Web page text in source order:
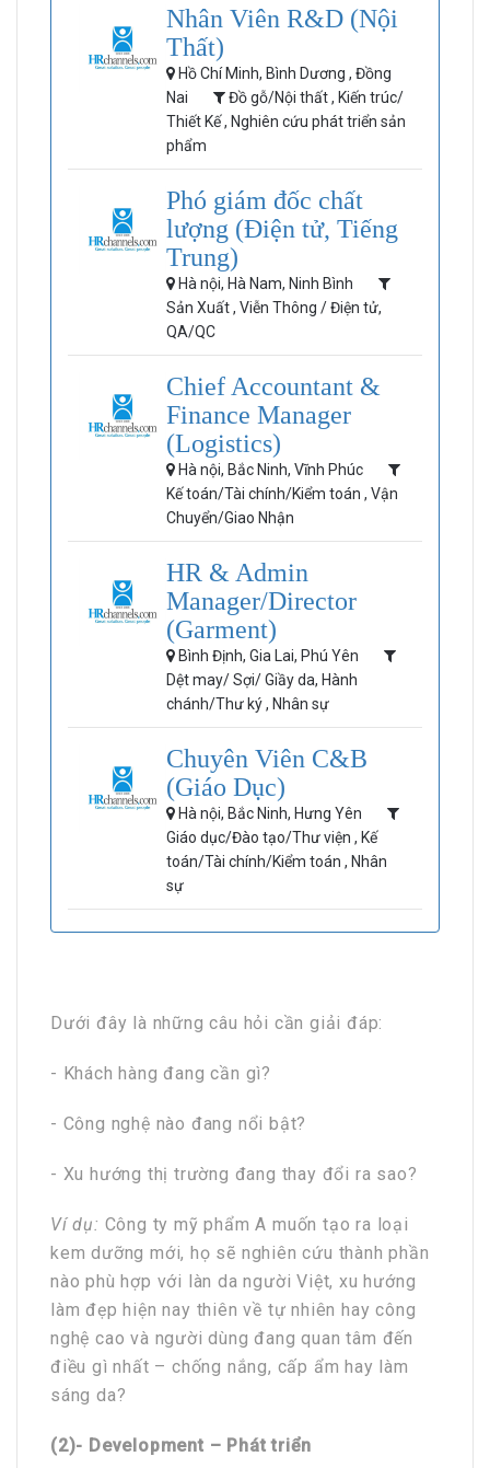
Nhân Viên R&D (Nội
Thất)
Hồ Chí Minh, Bình Dương , Đồng
Nai
Đồ gỗ/Nội thất , Kiến trúc/
Thiết Kế , Nghiên cứu phát triển sản
phẩm
Phó giám đốc chất
lượng (Điện tử, Tiếng
Trung)
Hà nội, Hà Nam, Ninh Bình
Sản Xuất , Viễn Thông / Điện tử,
QA/QC
Chief Accountant &
Finance Manager
(Logistics)
Hà nội, Bắc Ninh, Vĩnh Phúc
Kế toán/Tài chính/Kiểm toán , Vận
Chuyển/Giao Nhận
HR & Admin
Manager/Director
(Garment)
Bình Định, Gia Lai, Phú Yên
Dệt may/ Sợi/ Giầy da, Hành
chánh/Thư ký , Nhân sự
Chuyên Viên C&B
(Giáo Dục)
Hà nội, Bắc Ninh, Hưng Yên
Giáo dục/Đào tạo/Thư viện , Kế
toán/Tài chính/Kiểm toán , Nhân
sự
Dưới đây là những câu hỏi cần giải đáp:
- Khách hàng đang cần gì?
- Công nghệ nào đang nổi bật?
- Xu hướng thị trường đang thay đổi ra sao?
Ví dụ: Công ty mỹ phẩm A muốn tạo ra loại
kem dưỡng mới, họ sẽ nghiên cứu thành phần
nào phù hợp với làn da người Việt, xu hướng
làm đẹp hiện nay thiên về tự nhiên hay công
nghệ cao và người dùng đang quan tâm đến
điều gì nhất – chống nắng, cấp ẩm hay làm
sáng da?
(2)- Development – Phát triển